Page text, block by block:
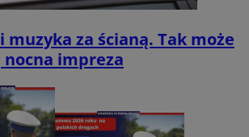
muzyka za ścianą. Tak może
nocna impreza